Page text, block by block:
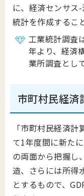
に、経済センサス
統計を作成するこ
工業統計調査
年より、経済
業所調査とし
市町村民経済
「市町村民経済
て1年度間に新た
の両面から把握し
造、さらには所得
とするもので、